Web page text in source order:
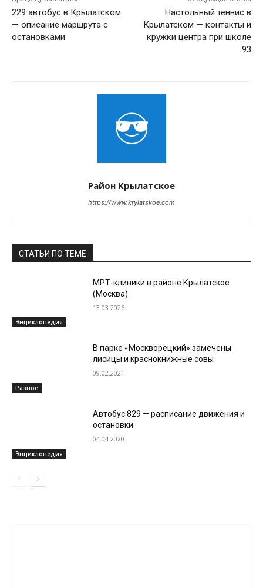
229 автобус в Крылатском
— описание маршрута с
остановками
Настольный теннис в
Крылатском — контакты и
кружки центра при школе
93
Район Крылатское
https://www.krylatskoe.com
СТАТЬИ ПО ТЕМЕ
Энциклопедия
МРТ-клиники в районе Крылатское
(Москва)
13.03.2026
Разное
В парке «Москворецкий» замечены
лисицы и краснокнижные совы
09.02.2021
Энциклопедия
Автобус 829 — расписание движения и
остановки
04.04.2020